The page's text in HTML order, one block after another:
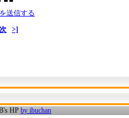
送信する
次 >]
HP by ibuchan